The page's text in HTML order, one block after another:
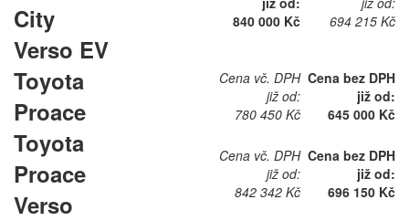
City
Verso EV
840 000 Kč
694 215 Kč
Toyota
Proace
Cena vč. DPH
již od:
780 450 Kč
Cena bez DPH
již od:
645 000 Kč
Toyota
Proace
Verso
Cena vč. DPH
již od:
842 342 Kč
Cena bez DPH
již od:
696 150 Kč